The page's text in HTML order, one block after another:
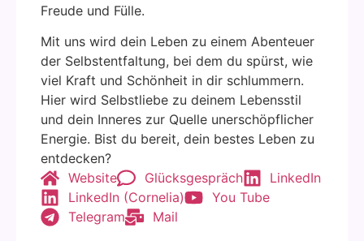
Freu­de und Fül­le.
Mit uns wird dein Leben zu einem Aben­teu­er
der Selbst­ent­fal­tung, bei dem du spürst, wie
viel Kraft und Schön­heit in dir schlum­mern.
Hier wird Selbst­lie­be zu dei­nem Lebens­stil
und dein Inne­res zur Quel­le uner­schöpf­li­cher
Ener­gie. Bist du bereit, dein bes­tes Leben zu
ent­de­cken?
Web­site
Glücks­ge­spräch
Lin­ke­dIn
Lin­ke­dIn (Cor­ne­lia)
You Tube
Tele­gram
Mail